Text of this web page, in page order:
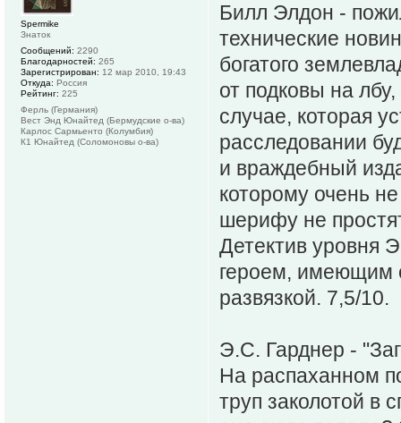
Билл Элдон -
технические
богатого
от подковы на
случае, которая
расследовании
и враждебный
которому очень
шерифу не
Детектив уровня
героем, имеющим
развязкой. 7,5/10.
Э.С. Гарднер -
На распаханном
труп заколотой в
Spermike
Знаток
Сообщений: 2290
Благодарностей: 265
Зарегистрирован: 12 мар 2010, 19:43
Откуда: Россия
Рейтинг: 225
Ферль (Германия)
Вест Энд Юнайтед (Бермудские о-ва)
Карлос Сармьенто (Колумбия)
К1 Юнайтед (Соломоновы о-ва)